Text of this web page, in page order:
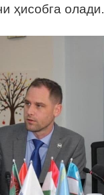
ҳисобга олади.